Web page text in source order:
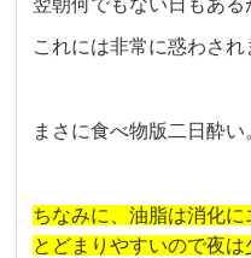
翌朝何でもない日もある
これには非常に惑わされ
まさに食べ物版二日酔い
ちなみに、油脂は消化
とどまりやすいので夜は